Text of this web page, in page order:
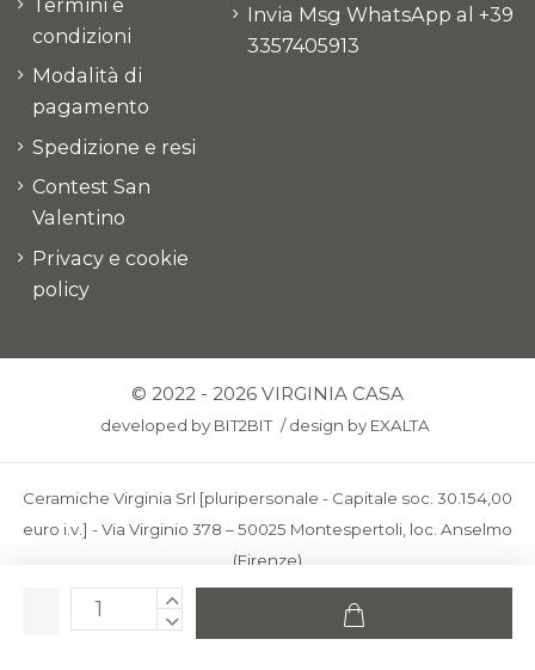
condizioni
Modalità di
pagamento
Spedizione e resi
Contest San
Valentino
Privacy e cookie
policy
Invia Msg WhatsApp al +39
3357405913
© 2022 - 2026 VIRGINIA CASA
developed by BIT2BIT /design by EXALTA
Ceramiche Virginia Srl [pluripersonale - Capitale soc. 30.154,00
euro i.v.] - Via Virginio 378 – 50025 Montespertoli, loc. Anselmo
(Firenze)
C.F. e P.IVA: IT00436100481 - REA: FI-227733 - PEC:
ceramichevirginia@pec.it